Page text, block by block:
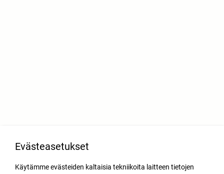
Evästeasetukset
Käytämme evästeiden kaltaisia tekniikoita laitteen tietojen